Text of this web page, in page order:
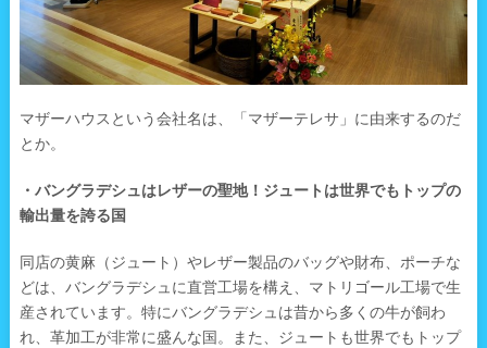
マザーハウスという会社名は、「マザーテレサ」に由来するのだ
とか。
・バングラデシュはレザーの聖地！ジュートは世界でもトップの
輸出量を誇る国
同店の黄麻（ジュート）やレザー製品のバッグや財布、ポーチな
どは、バングラデシュに直営工場を構え、マトリゴール工場で生
産されています。特にバングラデシュは昔から多くの牛が飼わ
れ、革加工が非常に盛んな国。また、ジュートも世界でもトップ